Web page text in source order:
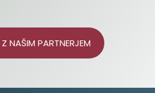
NAŠIM PARTNERJEM